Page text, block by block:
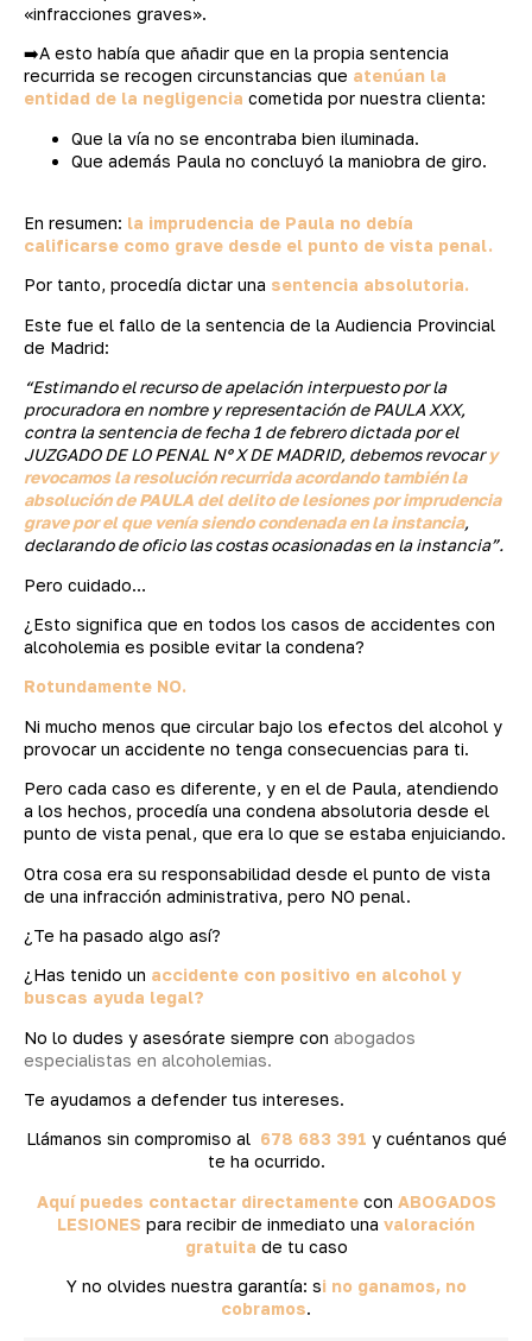
«infracciones graves».
➡️A esto había que añadir que en la propia sentencia
recurrida se recogen circunstancias que atenúan la
entidad de la negligencia cometida por nuestra clienta:
Que la vía no se encontraba bien iluminada.
Que además Paula no concluyó la maniobra de giro.
En resumen: la imprudencia de Paula no debía
calificarse como grave desde el punto de vista penal.
Por tanto, procedía dictar una sentencia absolutoria.
Este fue el fallo de la sentencia de la Audiencia Provincial
de Madrid:
“Estimando el recurso de apelación interpuesto por la
procuradora en nombre y representación de PAULA XXX,
contra la sentencia de fecha 1 de febrero dictada por el
JUZGADO DE LO PENAL Nº X DE MADRID, debemos revocary
revocamos la resolución recurrida acordando también la
absolución de PAULA del delito de lesiones por imprudencia
grave por el que venía siendo condenada en la instancia,
declarando de oficio las costas ocasionadas en la instancia”.
Pero cuidado…
¿Esto significa que en todos los casos de accidentes con
alcoholemia es posible evitar la condena?
Rotundamente NO.
Ni mucho menos que circular bajo los efectos del alcohol y
provocar un accidente no tenga consecuencias para ti.
Pero cada caso es diferente, y en el de Paula, atendiendo
a los hechos, procedía una condena absolutoria desde el
punto de vista penal, que era lo que se estaba enjuiciando.
Otra cosa era su responsabilidad desde el punto de vista
de una infracción administrativa, pero NO penal.
¿Te ha pasado algo así?
¿Has tenido un accidente con positivo en alcohol y
buscas ayuda legal?
No lo dudes y asesórate siempre con abogados
especialistas en alcoholemias.
Te ayudamos a defender tus intereses.
Llámanos sin compromiso al 678 683 391 y cuéntanos qué
te ha ocurrido.
Aquí puedes contactar directamentecon ABOGADOS
LESIONES para recibir de inmediato una valoración
gratuita de tu caso
Y no olvides nuestra garantía: si no ganamos, no
cobramos.